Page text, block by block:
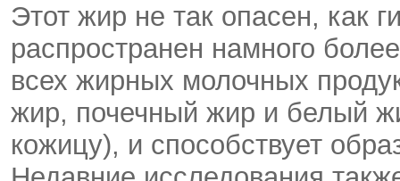
Этот жир не так опасен, как
распространен намного
всех жирных молочных
жир, почечный жир и белый
кожицу), и способствует